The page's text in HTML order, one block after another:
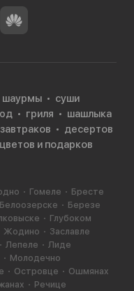
шаурмы
суши
гриля
шашлыка
завтраков
десертов
цветов и подарков
Гомеле
Бресте
Белоозерске
Березе
Глубоком
Жодино
Заславле
Лепеле
Лиде
Молодечно
Островце
Ошмянах
Речице